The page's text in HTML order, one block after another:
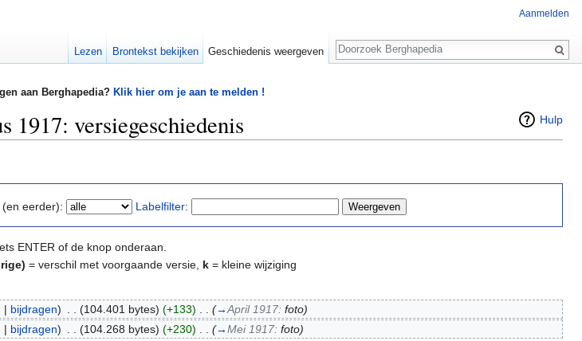
aan Berghapedia? Klik hier om je aan te melden !
Hulp
1917: versiegeschiedenis
eerder): Labelfilter:
ENTER of de knop onderaan.
= verschil met voorgaande versie, k = kleine wijziging
| bijdragen) (104.401 bytes) (+133) (→April 1917: foto)
| bijdragen) . . (104.268 bytes) (+230) . . (→Mei 1917: foto)
Aanmelden
Lezen Brontekst bekijken Geschiedenis weergeven
Zoeken